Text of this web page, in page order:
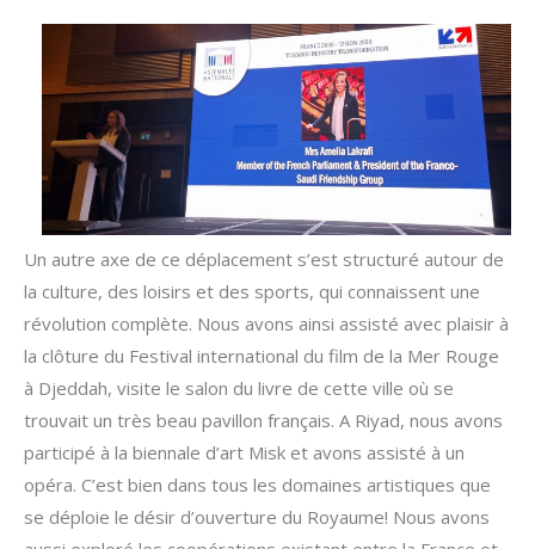
Un autre axe de ce déplacement s’est structuré autour de
la culture, des loisirs et des sports, qui connaissent une
révolution complète. Nous avons ainsi assisté avec plaisir à
la clôture du Festival international du film de la Mer Rouge
à Djeddah, visite le salon du livre de cette ville où se
trouvait un très beau pavillon français. A Riyad, nous avons
participé à la biennale d’art Misk et avons assisté à un
opéra. C’est bien dans tous les domaines artistiques que
se déploie le désir d’ouverture du Royaume! Nous avons